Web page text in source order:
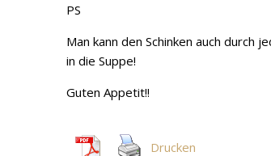
PS
Man kann den Schinken auch
in die Suppe!
Guten Appetit!!
Drucken